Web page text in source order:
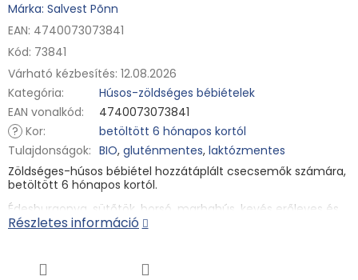
Márka: Salvest Põnn
EAN: 4740073073841
Kód: 73841
Várható kézbesítés: 12.08.2026
Kategória:
Húsos-zöldséges bébiételek
EAN vonalkód:
4740073073841
? Kor:
betöltött 6 hónapos kortól
Tulajdonságok: BIO, gluténmentes, laktózmentes
Zöldséges-húsos bébiétel hozzátáplált csecsemők számára,
betöltött 6 hónapos kortól.
Édesburgonya, sütőtök, borsó, marhahús, kevés erőleves és
egy csepp repceolaj. Mindez bio minőségben tartalmazza a
Nem tartalmaz hozzáadott cukrot, mesterséges színezéket,
aromákat, tartósítószert. A termék hőkezelt, eltarthatóságát
Részletes információ